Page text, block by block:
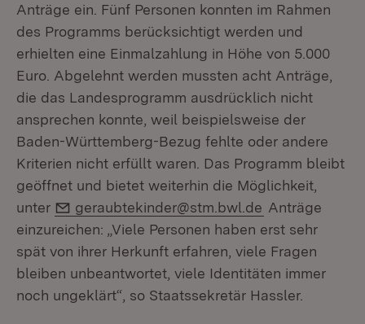
Anträge ein. Fünf Personen konnten im Rahmen
des Programms berücksichtigt werden und
erhielten eine Einmalzahlung in Höhe von 5.000
Euro. Abgelehnt werden mussten acht Anträge,
die das Landesprogramm ausdrücklich nicht
ansprechen konnte, weil beispielsweise der
Baden-Württemberg-Bezug fehlte oder andere
Kriterien nicht erfüllt waren. Das Programm bleibt
geöffnet und bietet weiterhin die Möglichkeit,
unter
E-Mail:
geraubtekinder@stm.bwl.de Anträge
einzureichen: „Viele Personen haben erst sehr
spät von ihrer Herkunft erfahren, viele Fragen
bleiben unbeantwortet, viele Identitäten immer
noch ungeklärt“, so Staatssekretär Hassler.